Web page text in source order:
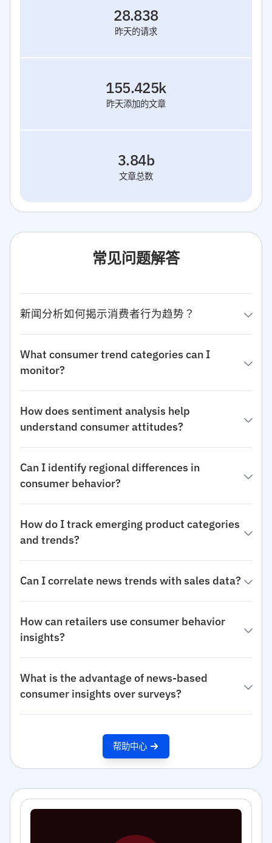
昨天的请求
28.838
昨天添加的文章
155.425k
文章总数
3.84b
常见问题解答
新闻分析如何揭示消费者行为趋势？
What consumer trend categories can I
monitor?
How does sentiment analysis help
understand consumer attitudes?
Can I identify regional differences in
consumer behavior?
How do I track emerging product categories
and trends?
Can I correlate news trends with sales data?
How can retailers use consumer behavior
insights?
What is the advantage of news-based
consumer insights over surveys?
帮助中心